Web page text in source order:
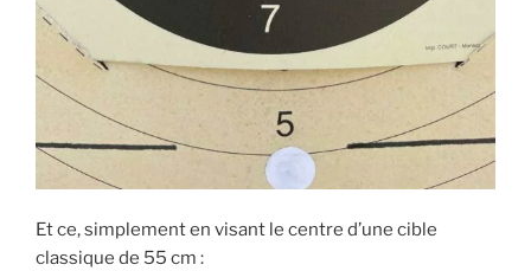
Et ce, simplement en visant le centre d’une cible
classique de 55 cm :